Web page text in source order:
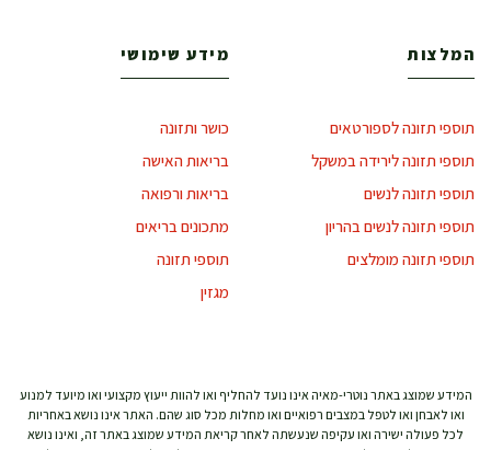
המלצות
תוספי תזונה לספורטאים
תוספי תזונה לירידה במשקל
תוספי תזונה לנשים
תוספי תזונה לנשים בהריון
תוספי תזונה מומלצים
מידע שימושי
כושר ותזונה
בריאות האישה
בריאות ורפואה
מתכונים בריאים
תוספי תזונה
מגזין
המידע שמוצג באתר נוטרי-מאיה אינו נועד להחליף ואו להוות ייעוץ מקצועי ואו מיועד למנוע
ואו לאבחן ואו לטפל במצבים רפואיים ואו מחלות מכל סוג שהם. האתר אינו נושא באחריות
לכל פעולה ישירה ואו עקיפה שנעשתה לאחר קריאת המידע שמוצג באתר זה, ואינו נושא